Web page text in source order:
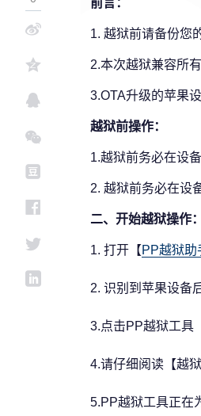
前言：
1. 越狱前请备份您
2.本次越狱兼容所
3.OTA升级的苹果
越狱前操作：
1.越狱前务必在设
2. 越狱前务必在设
二、开始越狱操作：
1. 打开【PP越狱助
2. 识别到苹果设备
3.点击PP越狱工具
4.请仔细阅读【越
5.PP越狱工具正在